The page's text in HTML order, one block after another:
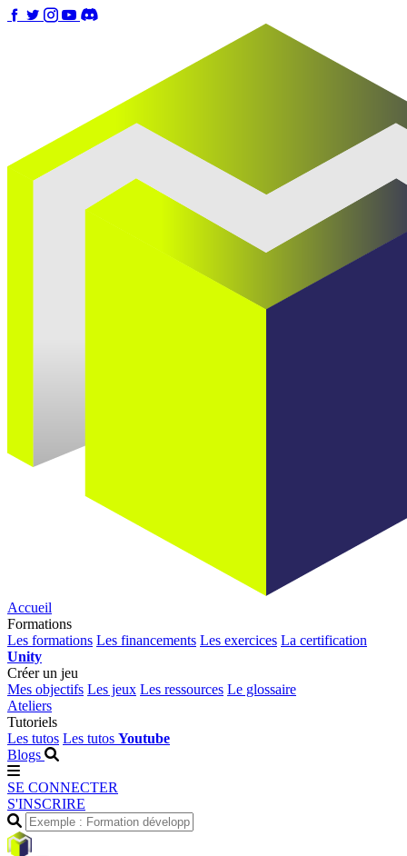
Accueil
Formations
Les formations Les financements Les exercices La certification
Unity
Créer un jeu
Mes objectifs Les jeux Les ressources Le glossaire
Ateliers
Tutoriels
Les tutos Les tutos Youtube
Blogs
SE CONNECTER
S'INSCRIRE